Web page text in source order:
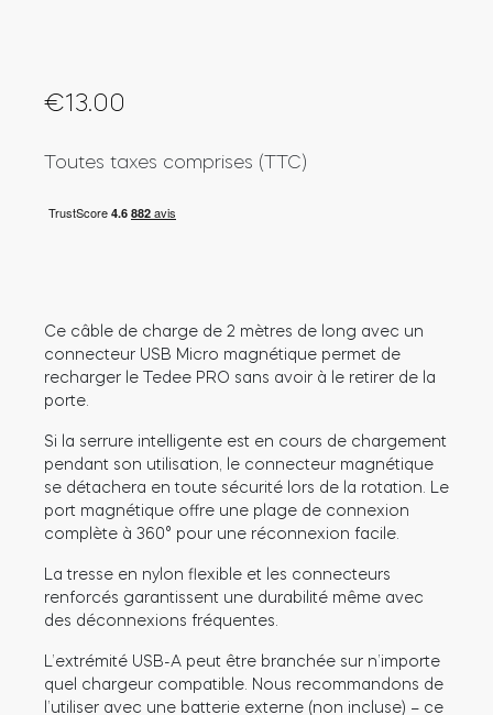
Door Sensor
Cylindres
Adaptateurs
Accès à la maison
Tedee Keypad PRO
€13.00
Toutes taxes comprises (TTC)
Ce câble de charge de 2 mètres de long avec un
connecteur USB Micro magnétique permet de
recharger le Tedee PRO sans avoir à le retirer de la
porte.
Si la serrure intelligente est en cours de chargement
pendant son utilisation, le connecteur magnétique
se détachera en toute sécurité lors de la rotation. Le
port magnétique offre une plage de connexion
complète à 360° pour une réconnexion facile.
La tresse en nylon flexible et les connecteurs
renforcés garantissent une durabilité même avec
des déconnexions fréquentes.
L’extrémité USB-A peut être branchée sur n’importe
quel chargeur compatible. Nous recommandons de
l’utiliser avec une batterie externe (non incluse) – ce